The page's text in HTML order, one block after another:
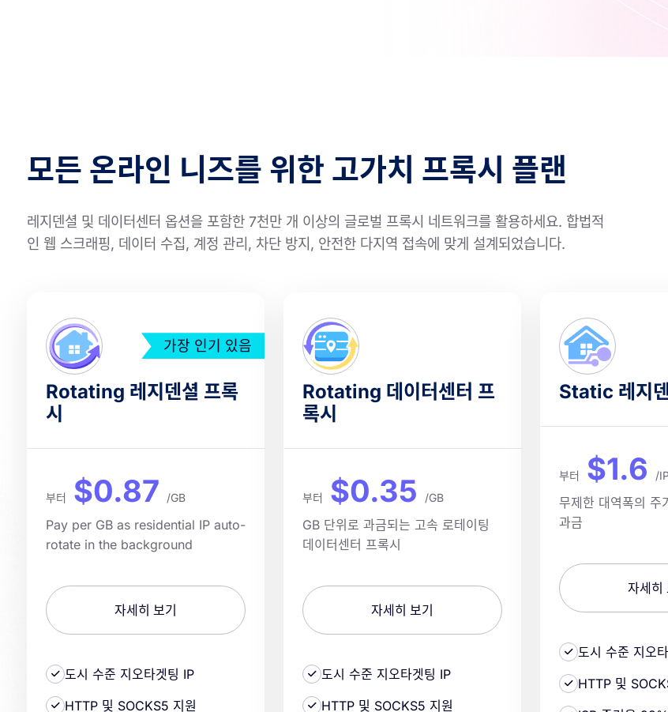
모든 온라인 니즈를 위한 고가치 프록시 플랜
레지덴셜 및 데이터센터 옵션을 포함한 7천만 개 이상의 글로벌 프록시 네트워크를 활용하세요. 합법적
인 웹 스크래핑, 데이터 수집, 계정 관리, 차단 방지, 안전한 다지역 접속에 맞게 설계되었습니다.
가장 인기 있음
Rotating 레지덴셜 프록
시
부터 $0.87 /GB
Pay per GB as residential IP auto-
rotate in the background
자세히 보기
도시 수준 지오타겟팅 IP
HTTP 및 SOCKS5 지원
Rotating 데이터센터 프
록시
부터 $0.35 /GB
GB 단위로 과금되는 고속 로테이팅
데이터센터 프록시
자세히 보기
도시 수준 지오타겟팅 IP
HTTP 및 SOCKS5 지원
Static 레지
부터 $1.6 /IP
무제한 대역폭의 주
과금
자세히
도시 수준 지오
HTTP 및